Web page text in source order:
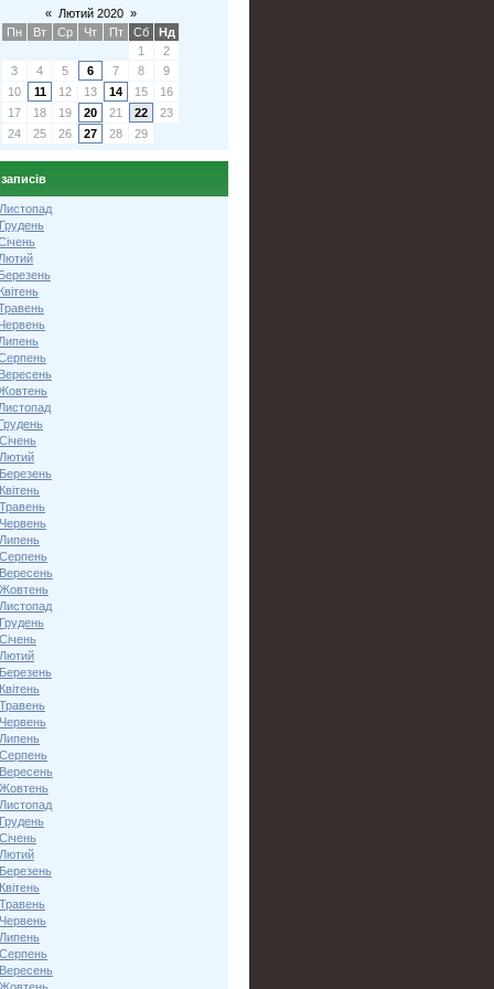
« Лютий 2020 »
Пн
Вт Ср Чт Пт Сб
Нд
1
2
3
4 5 6 7 8
9
10
11 12 13 14 15
16
17
18 19 20 21 22
23
24
25 26 27 28 29